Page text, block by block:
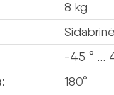
8 kg
-45 ° …
180°